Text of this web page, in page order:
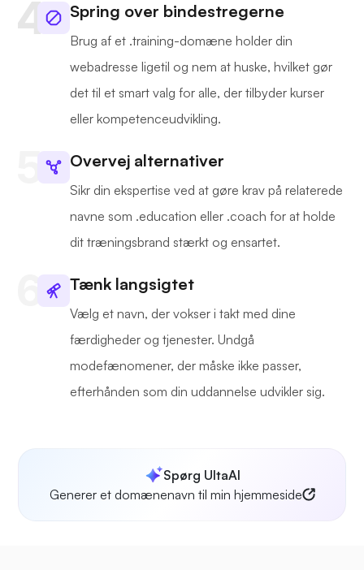
Spring over bindestregerne
Brug af et .training-domæne holder din
webadresse ligetil og nem at huske, hvilket gør
det til et smart valg for alle, der tilbyder kurser
eller kompetenceudvikling.
Overvej alternativer
Sikr din ekspertise ved at gøre krav på relaterede
navne som .education eller .coach for at holde
dit træningsbrand stærkt og ensartet.
Tænk langsigtet
Vælg et navn, der vokser i takt med dine
færdigheder og tjenester. Undgå
modefænomener, der måske ikke passer,
efterhånden som din uddannelse udvikler sig.
Spørg UltaAI
Generer et domænenavn til min hjemmeside